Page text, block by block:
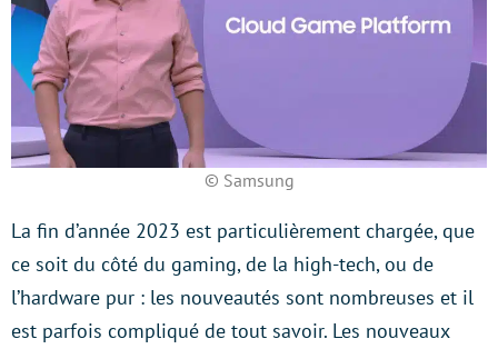
© Samsung
La fin d’année 2023 est particulièrement chargée, que
ce soit du côté du gaming, de la high-tech, ou de
l’hardware pur : les nouveautés sont nombreuses et il
est parfois compliqué de tout savoir. Les nouveaux